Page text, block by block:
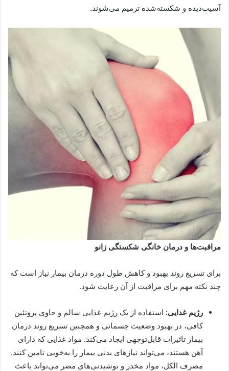
آسیب‌دیده و شکسته‌شده ترمیم می‌شوند.
‌مراقبت‌ها و درمان خانگی شکستگی زانو
برای تسریع روند بهبود و کاهش طول دوره درمان بیمار نیاز است که
چند نکته مهم برای مراقبت از آن رعایت شود.
رژیم غدایی: استفاده از یک رژیم غذایی سالم و حاوی پروتئین
کافی، در بهبود وضعیت جسمانی و همچنین تسریع روند درمان
بیمار تاثیرات قابل‌توجهی ایجاد می‌کند. مواد غذایی که دارای
آهن هستند، می‌تواند نیاز‌های بدنی بیمار را به‌خوبی تامین کنند.
مصرف الکل، مواد مخدر و نوشیدنی‌های مضر می‌تواند باعث